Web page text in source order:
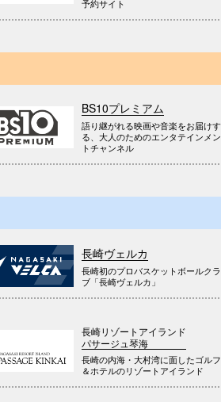
予約サイト
BS10プレミアム
語り継がれる映画や音楽をお届けす
る、大人のためのエンタテインメン
トチャンネル
長崎ヴェルカ
長崎初のプロバスケットボールクラ
ブ「長崎ヴェルカ」
長崎リゾートアイランド
パサージュ琴海
長崎の内海・大村湾に面したゴルフ
＆ホテルのリゾートアイランド